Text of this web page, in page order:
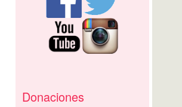
Donaciones